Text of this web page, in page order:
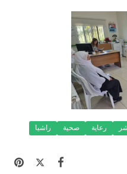
رعاية صحية
راشيا